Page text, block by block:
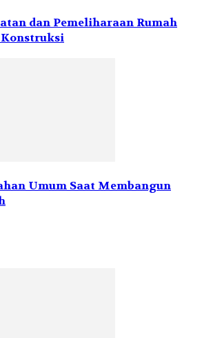
dan Pemeliharaan Rumah
Konstruksi
Umum Saat Membangun